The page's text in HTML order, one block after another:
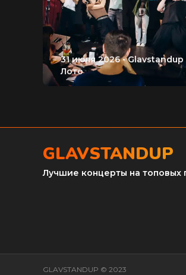
GLAVSTANDUP
Лучшие концерты на топовых
GLAVSTANDUP © 2023